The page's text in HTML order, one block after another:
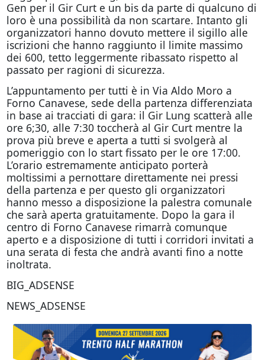
Gen per il Gir Curt e un bis da parte di qualcuno di
loro è una possibilità da non scartare. Intanto gli
organizzatori hanno dovuto mettere il sigillo alle
iscrizioni che hanno raggiunto il limite massimo
dei 600, tetto leggermente ribassato rispetto al
passato per ragioni di sicurezza.
L’appuntamento per tutti è in Via Aldo Moro a
Forno Canavese, sede della partenza differenziata
in base ai tracciati di gara: il Gir Lung scatterà alle
ore 6;30, alle 7:30 toccherà al Gir Curt mentre la
prova più breve e aperta a tutti si svolgerà al
pomeriggio con lo start fissato per le ore 17:00.
L’orario estremamente anticipato porterà
moltissimi a pernottare direttamente nei pressi
della partenza e per questo gli organizzatori
hanno messo a disposizione la palestra comunale
che sarà aperta gratuitamente. Dopo la gara il
centro di Forno Canavese rimarrà comunque
aperto e a disposizione di tutti i corridori invitati a
una serata di festa che andrà avanti fino a notte
inoltrata.
BIG_ADSENSE
NEWS_ADSENSE